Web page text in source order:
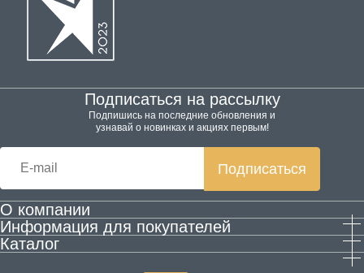
О компании
Производство
Контактная информация
Информация для покупателей
Гарантия и возврат
Каталог
Подписаться на рассылку
Подпишись на последние обновления и
узнавай о новинках и акциях первым!
Подписаться